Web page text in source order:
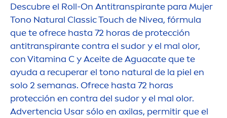
Descubre el Roll-On Antitranspirante para Mujer
Tono Natural Classic Touch de Nivea, fórmula
que te ofrece hasta 72 horas de protección
antitranspirante contra el sudor y el mal olor,
conVitamina C y Aceite de Aguacate que te
ayuda a recuperar el tono natural de la piel en
solo 2 semanas. Ofrece hasta 72 horas
protección en contra del sudor y el mal olor.
Advertencia Usar sólo en axilas, permitir que el